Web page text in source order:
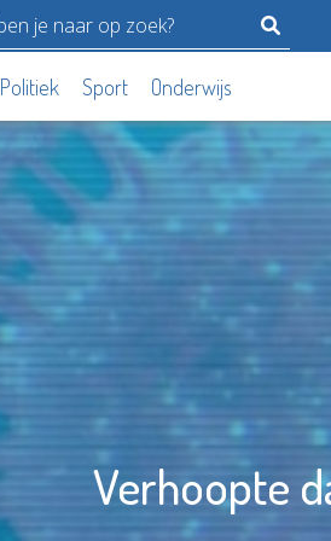
Politiek Sport Onderwijs
Verhoopte